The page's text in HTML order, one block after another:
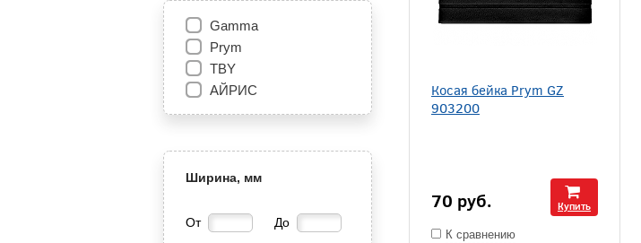
Gamma
Prym
TBY
АЙРИС
Ширина, мм
От До
Косая бейка Prym GZ
903200
70 руб. Купить
К сравнению